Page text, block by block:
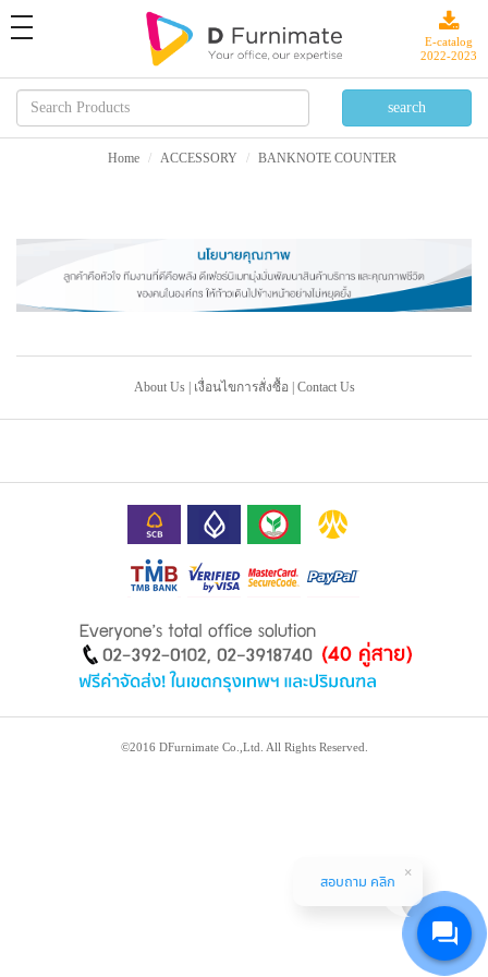
toggle
navigation
E-catalog
2022-2023
Home ACCESSORY BANKNOTE COUNTER
About Us| เงื่อนไขการสั่งซื้อ Contact Us
©2016 DFurnimate Co.,Ltd. All Rights Reserved.
สอบถาม คลิก